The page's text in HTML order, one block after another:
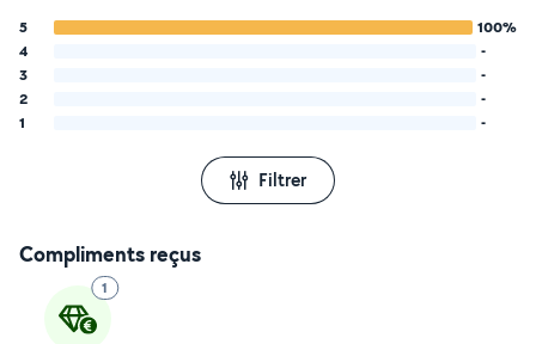
5
100%
4
-
3
-
2
-
1
-
Filtrer
Compliments reçus
1